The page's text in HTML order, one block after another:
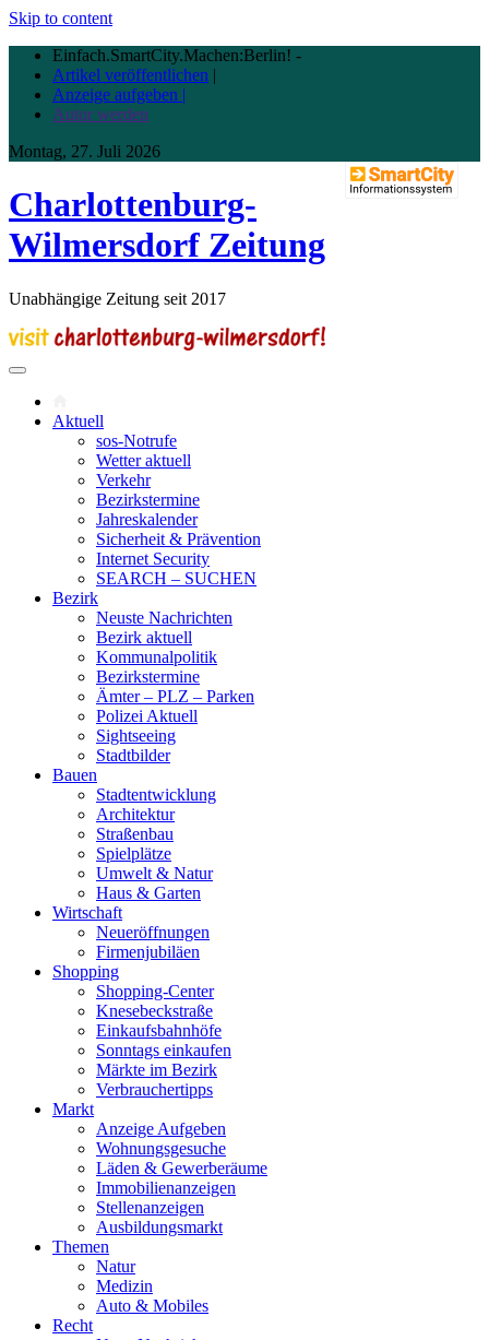
Skip to content
Einfach.SmartCity.Machen:Berlin! -
Artikel veröffentlichen |
Anzeige aufgeben |
Autor werden
Montag, 27. Juli 2026
Charlottenburg-
Wilmersdorf Zeitung
Unabhängige Zeitung seit 2017
Aktuell
sos-Notrufe
Wetter aktuell
Verkehr
Bezirkstermine
Jahreskalender
Sicherheit & Prävention
Internet Security
SEARCH – SUCHEN
Bezirk
Neuste Nachrichten
Bezirk aktuell
Kommunalpolitik
Bezirkstermine
Ämter – PLZ – Parken
Polizei Aktuell
Sightseeing
Stadtbilder
Bauen
Stadtentwicklung
Architektur
Straßenbau
Spielplätze
Umwelt & Natur
Haus & Garten
Wirtschaft
Neueröffnungen
Firmenjubiläen
Shopping
Shopping-Center
Knesebeckstraße
Einkaufsbahnhöfe
Sonntags einkaufen
Märkte im Bezirk
Verbrauchertipps
Markt
Anzeige Aufgeben
Wohnungsgesuche
Läden & Gewerberäume
Immobilienanzeigen
Stellenanzeigen
Ausbildungsmarkt
Themen
Natur
Medizin
Auto & Mobiles
Recht